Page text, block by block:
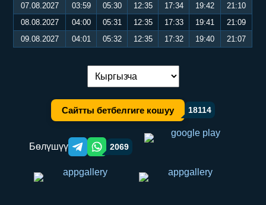
07.08.2027
03:59 05:30 12:35 17:34 19:42
21:10
08.08.2027
04:00 05:31 12:35 17:33 19:41
21:09
09.08.2027
04:01 05:32 12:35 17:32 19:40 21:07
Тилди алмаштыруу:
Сайтты бетбелгиге кошуу 18114
Бөлүшүү Telegram orqali ulashish
WhatsApp orqali ulashish
2069